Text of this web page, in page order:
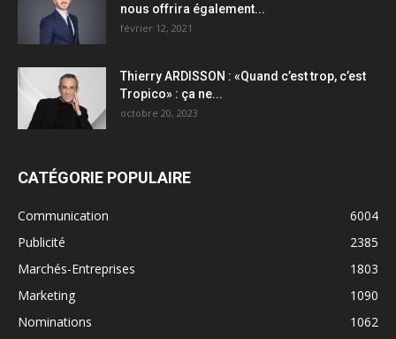
nous offrira également...
février 12, 2021
Thierry ARDISSON : «Quand c’est trop, c’est
Tropico» : ça ne...
octobre 20, 2023
CATÉGORIE POPULAIRE
Communication
6004
Publicité
2385
Marchés-Entreprises
1803
Marketing
1090
Nominations
1062